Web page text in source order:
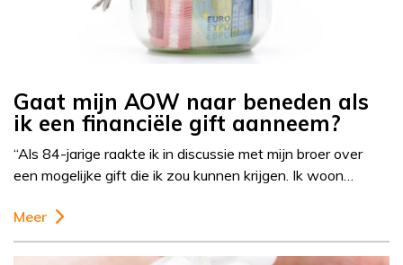
Gaat mijn AOW naar beneden als
ik een financiële gift aanneem?
“Als 84-jarige raakte ik in discussie met mijn broer over
een mogelijke gift die ik zou kunnen krijgen. Ik woon…
Meer